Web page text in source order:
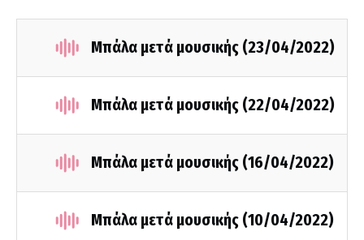
Μπάλα μετά μουσικής (23/04/2022)
Μπάλα μετά μουσικής (22/04/2022)
Μπάλα μετά μουσικής (16/04/2022)
Μπάλα μετά μουσικής (10/04/2022)